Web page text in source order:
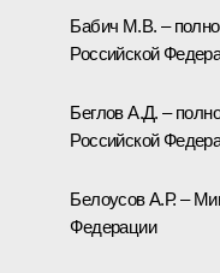
Бабич М.В. –
Российской
Беглов А.Д. –
Российской
Белоусов А.Р. –
Федерации